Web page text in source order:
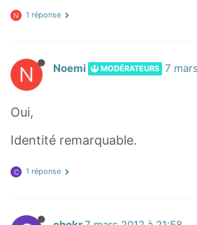
N 1 réponse
N Noemi MODÉRATEURS 7
Oui,
Identité remarquable.
C 1 réponse